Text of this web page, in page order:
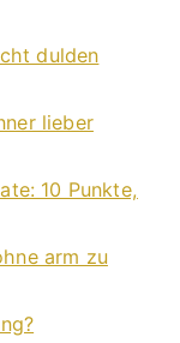
dulden
lieber
10 Punkte,
arm zu